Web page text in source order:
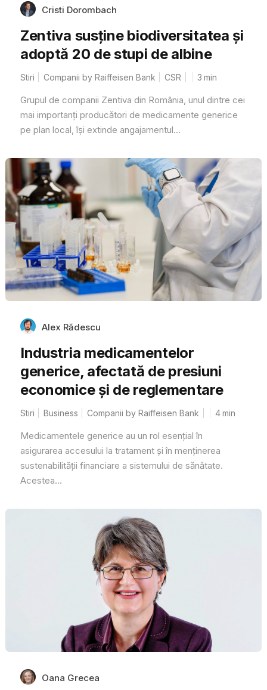
Cristi Dorombach
Zentiva susține biodiversitatea și
adoptă 20 de stupi de albine
Stiri Companii by Raiffeisen Bank CSR 3 min
Grupul de companii Zentiva din România, unul dintre cei
mai importanți producători de medicamente generice
pe plan local, își extinde angajamentul...
Alex Rădescu
Industria medicamentelor
generice, afectată de presiuni
economice și de reglementare
Stiri Business Companii by Raiffeisen Bank 4min
Medicamentele generice au un rol esențial în
asigurarea accesului la tratament și în menținerea
sustenabilității financiare a sistemului de sănătate.
Acestea...
Oana Grecea